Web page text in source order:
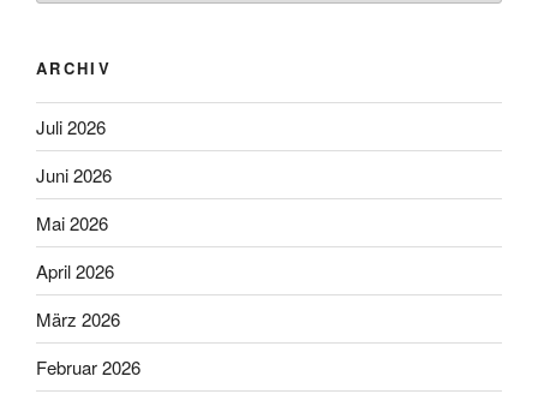
ARCHIV
Juli 2026
Juni 2026
Mai 2026
April 2026
März 2026
Februar 2026